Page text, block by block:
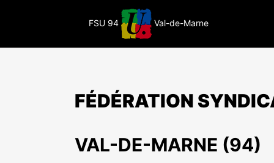
FSU 94 Val-de-Marne
FÉDÉRATION
VAL-DE-MARNE (94)